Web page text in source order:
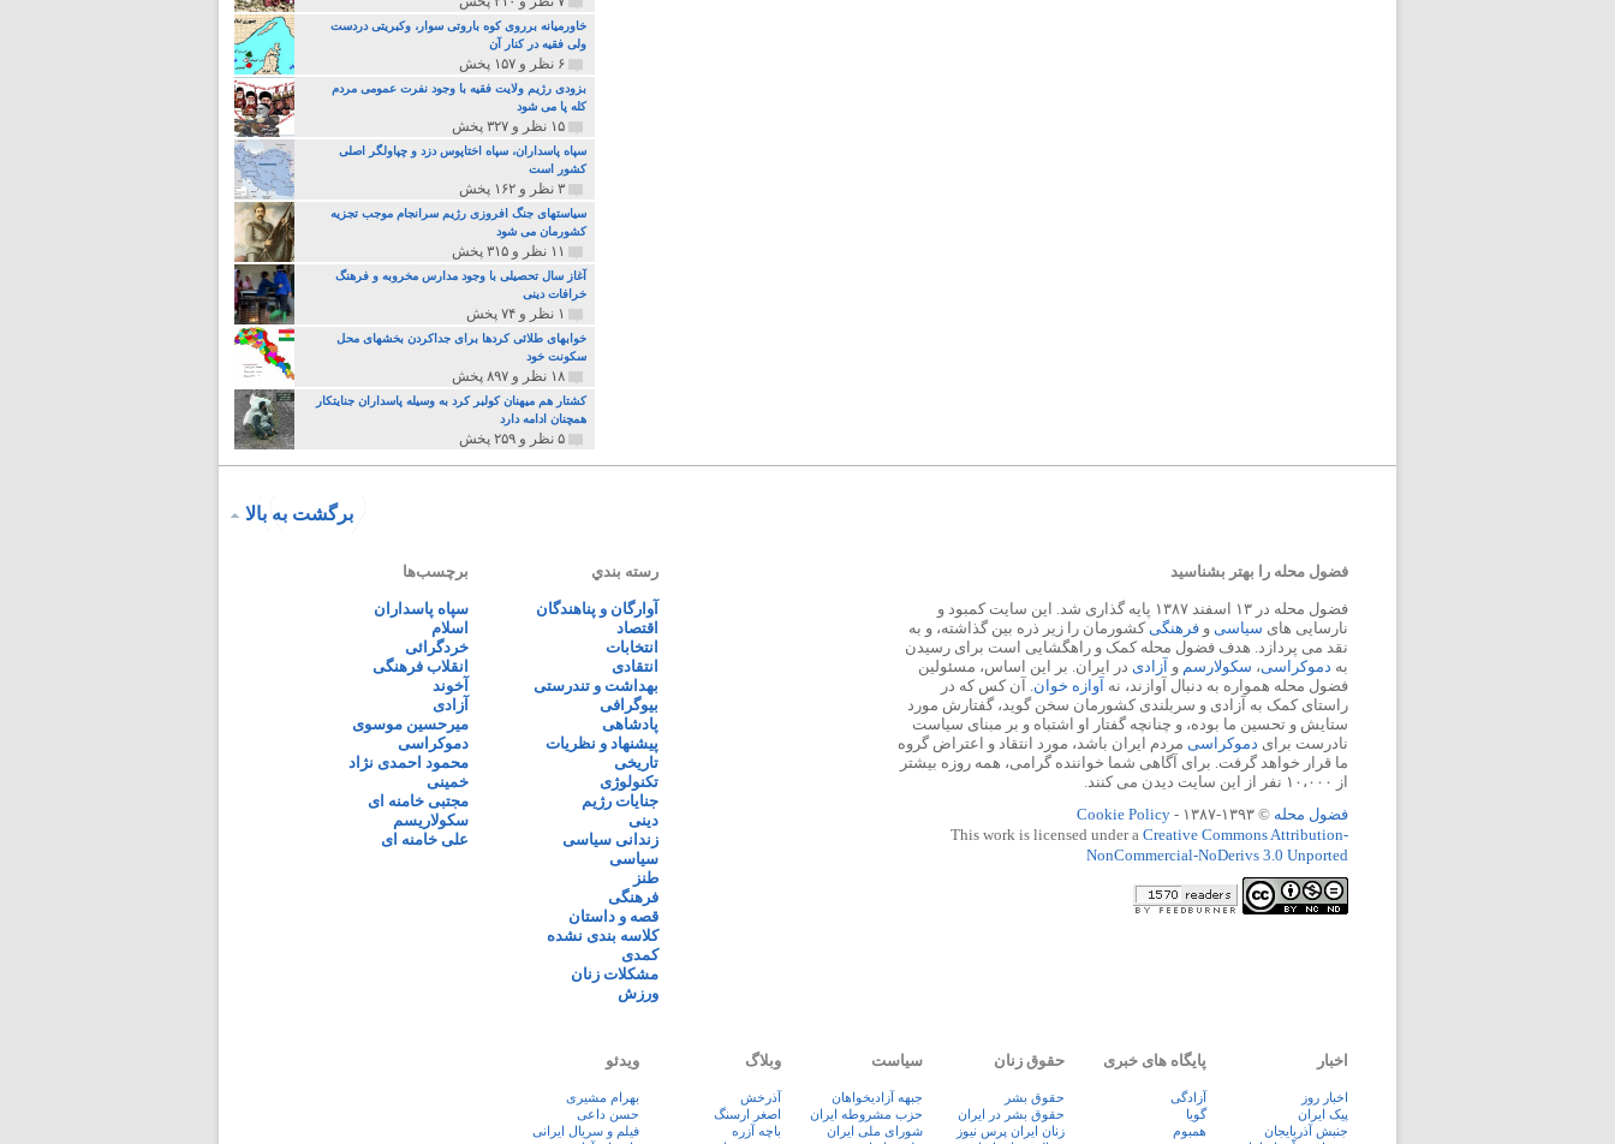
خاورمیانه برروی کوه باروتی سوار، وکبریتی دردست
ولی فقیه در کنار آن
۶ نظر و ۱۵۷ پخش
بزودی رژیم ولایت فقیه با وجود نفرت عمومی مردم
کله پا می شود
۱۵ نظر و ۳۲۷ پخش
سپاه پاسداران، سپاه اختاپوس دزد و چپاولگر اصلی
کشور است
۳ نظر و ۱۶۲ پخش
سیاستهای جنگ افروزی رژیم سرانجام موجب تجزیه
کشورمان می شود
۱۱ نظر و ۳۱۵ پخش
آغاز سال تحصیلی با وجود مدارس مخروبه و فرهنگ
خرافات دینی
۱ نظر و ۷۴ پخش
خوابهای طلائی کردها برای جداکردن بخشهای محل
سکونت خود
۱۸ نظر و ۸۹۷ پخش
کشتار هم میهنان کولبر کرد به وسیله پاسداران جنایتکار
همچنان ادامه دارد
۵ نظر و ۲۵۹ پخش
برگشت به بالا
فضول محله را بهتر بشناسید
فضول محله در ۱۳ اسفند ۱۳۸۷ پایه گذاری شد. این سایت کمبود و
نارسایی های سیاسی و فرهنگیکشورمان را زیر ذره بین گذاشته، و به
نقد می پردازد. هدف فضول محله کمک و راهگشایی است برای رسیدن
به دموکراسی، سکولارسم و آزادی در ایران. بر این اساس، مسئولین
فضول محله همواره به دنبال آوازند، نه آوازه خوان. آن کس که در
راستای کمک به آزادی و سربلندی کشورمان سخن گوید، گفتارش مورد
ستایش و تحسین ما بوده، و چنانچه گفتار او اشتباه و بر مبنای سیاست
نادرست برای دموکراسی مردم ایران باشد، مورد انتقاد و اعتراض گروه
ما قرار خواهد گرفت. برای آگاهی شما خواننده گرامی، همه روزه بیشتر
از ۱۰،۰۰۰ نفر از این سایت دیدن می کنند.
فضول محله © ۱۳۹۳-۱۳۸۷ -
Cookie Policy
This work is licensed under a Creative Commons Attribution-
NonCommercial-NoDerivs 3.0 Unported
رسته بندي
آوارگان و پناهندگان
اقتصاد
انتخابات
انتقادی
بهداشت و تندرستی
بیوگرافی
پادشاهی
پیشنهاد و نظریات
تاریخی
تکنولوژی
جنایات رژیم
دینی
زندانی سیاسی
سیاسی
طنز
فرهنگی
قصه و داستان
کلاسه بندی نشده
کمدی
مشکلات زنان
ورزش
برچسب‌ها
سپاه پاسداران
اسلام
خردگرائی
انقلاب فرهنگی
آخوند
آزادی
میرحسین موسوی
دموکراسی
محمود احمدی نژاد
خمینی
مجتبی خامنه ای
سکولاریسم
علی خامنه ای
اخبار
اخبار روز
پيک ايران
جنبش آذربایجان
پایگاه های خبری
آزادگی
گویا
همبوم
حقوق زنان
حقوق بشر
حقوق بشر در ایران
زنان ايران پرس نيوز
سیاست
جبهه آزادیخواهان
حزب مشروطه ایران
شورای ملی ایران
وبلاگ
آذرخش
اصغر ارسنگ
باچه آزره
ویدئو
بهرام مشیری
حسن داعی
فيلم و سريال ايرانی